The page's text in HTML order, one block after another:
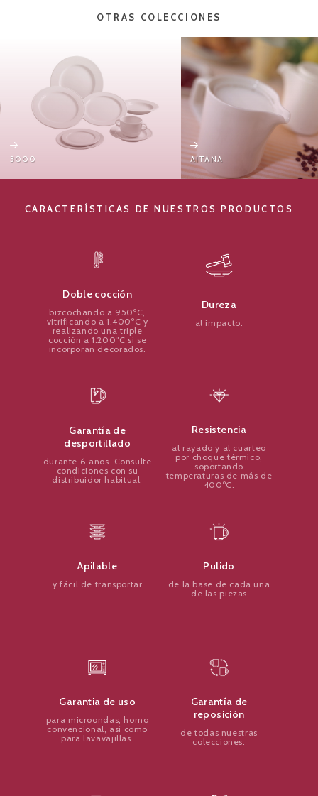
OTRAS COLECCIONES
CARACTERÍSTICAS DE NUESTROS PRODUCTOS
Doble cocción
bizcochando a 950ºC,
vitrificando a 1.400ºC y
realizando una triple
cocción a 1.200ºC si se
incorporan decorados.
Dureza
al impacto.
Garantía de
desportillado
durante 6 años. Consulte
condiciones con su
distribuidor habitual.
Resistencia
al rayado y al cuarteo
por choque térmico,
soportando
temperaturas de más de
400ºC.
Apilable
y fácil de transportar
Pulido
de la base de cada una
de las piezas
Garantia de uso
para microondas, horno
convencional, así como
para lavavajillas.
Garantía de
reposición
de todas nuestras
colecciones.